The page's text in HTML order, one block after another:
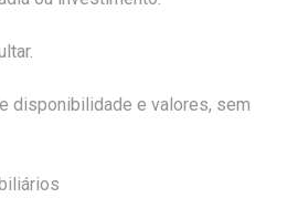
disponibilidade e valores, sem